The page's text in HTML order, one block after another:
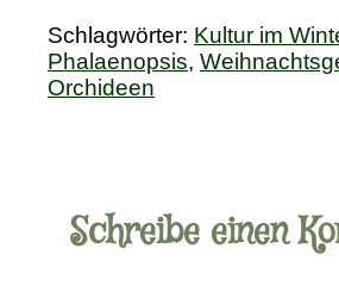
Schlagwörter: Kultur im
Phalaenopsis,
Orchideen
Schreibe einen